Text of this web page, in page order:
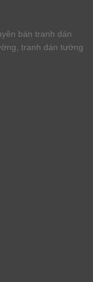
bán tranh dán
tranh dán tường